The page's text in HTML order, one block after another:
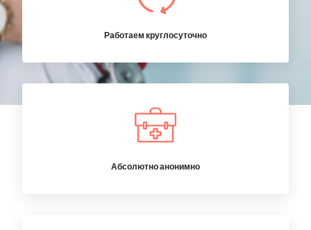
Работаем круглосуточно
Абсолютно анонимно